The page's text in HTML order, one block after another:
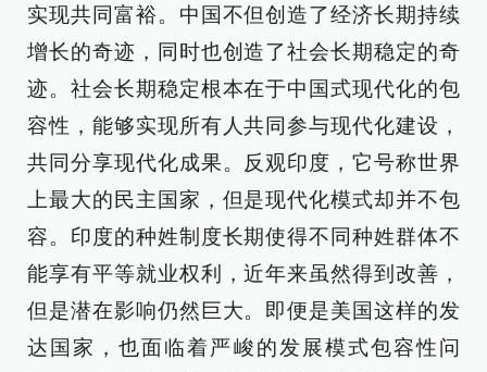
实现共同富裕。中国不但创造了经济长期持续
增长的奇迹，同时也创造了社会长期稳定的奇
迹。社会长期稳定根本在于中国式现代化的包
容性，能够实现所有人共同参与现代化建设，
共同分享现代化成果。反观印度，它号称世界
上最大的民主国家，但是现代化模式却并不包
容。印度的种姓制度长期使得不同种姓群体不
能享有平等就业权利，近年来虽然得到改善，
但是潜在影响仍然巨大。即便是美国这样的发
达国家，也面临着严峻的发展模式包容性问